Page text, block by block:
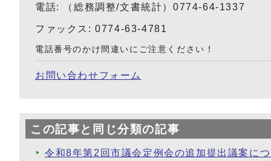
電話: （総務調整/文書統計）0774-64-1337
ファックス: 0774-63-4781
電話番号のかけ間違いにご注意ください！
お問い合わせフォーム
この記事と同じ分類の記事
令和8年第2回市議会定例会の追加提出議案につ